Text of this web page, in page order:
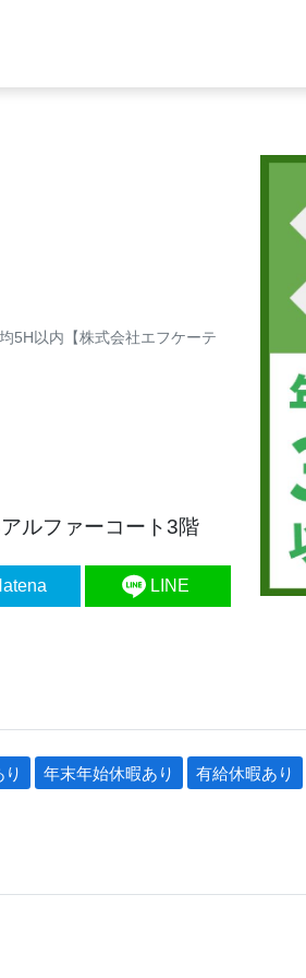
5H以内【株式会社エフケーテ
ルファーコート3階
LINE
年末年始休暇あり 有給休暇あり